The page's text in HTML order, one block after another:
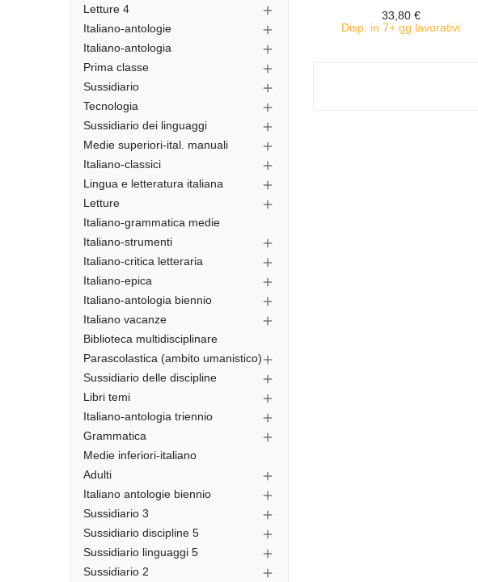
Letture 4 
Italiano-antologie 
Italiano-antologia 
Prima classe 
Sussidiario 
Tecnologia 
Sussidiario dei linguaggi 
Medie superiori-ital. manuali 
Italiano-classici 
Lingua e letteratura italiana 
Letture 
Italiano-grammatica medie
Italiano-strumenti

Italiano-critica letteraria 
Italiano-epica 
Italiano-antologia biennio 
Italiano vacanze 
Biblioteca multidisciplinare
Parascolastica (ambito umanistico)
Sussidiario delle discipline 
Libri temi 
Italiano-antologia triennio 
Grammatica 
Medie inferiori-italiano
Adulti

Italiano antologie biennio 
Sussidiario 3 
Sussidiario discipline 5 
Sussidiario linguaggi 5 
Sussidiario 2 
33,80 €
Disp. in 7+ gg lavorativi